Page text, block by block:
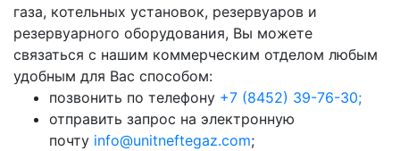
газа, котельных установок, резервуаров и
резервуарного оборудования, Вы можете
связаться с нашим коммерческим отделом любым
удобным для Вас способом:
позвонить по телефону +7 (8452) 39-76-30;
отправить запрос на электронную
почту info@unitneftegaz.com;